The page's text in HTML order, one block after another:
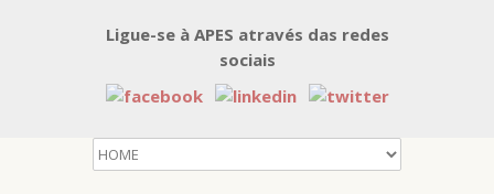
Ligue-se à APES através das redes
sociais